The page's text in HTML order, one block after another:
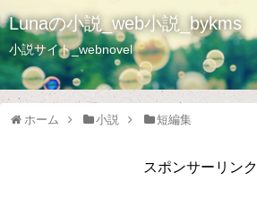
Lunaの小説_web小説_bykms
小説サイト_webnovel
ホーム 小説 短編集
スポンサーリンク